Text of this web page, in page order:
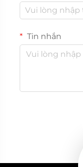
Tin nhắn